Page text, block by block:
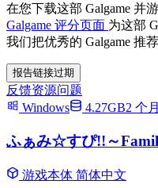
在您下载这部 Galgame 并
Galgame 评分页面 为这部
我们把优秀的 Galgame 推
报告链接过期
反馈资源问题
Windows
4.27GB2 个
ふぁみ☆すぴ!!～
游戏本体 简体中文